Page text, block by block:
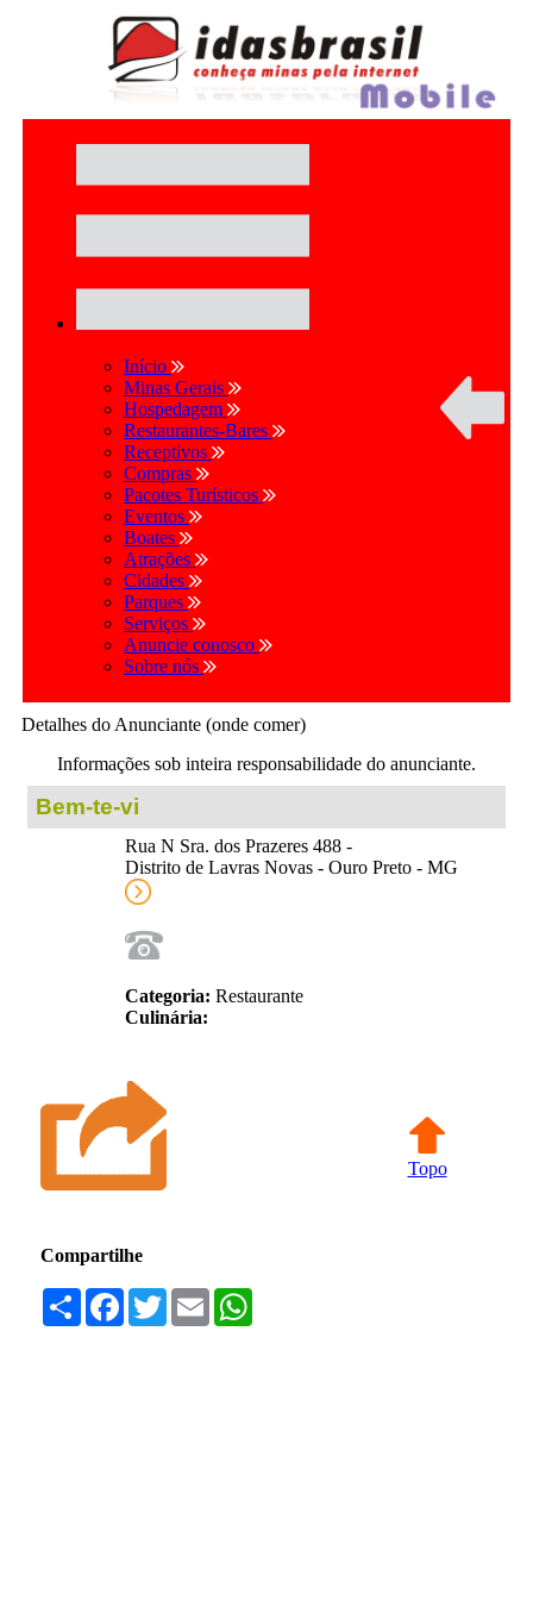
Início
Minas Gerais
Hospedagem
Restaurantes-Bares
Receptivos
Compras
Pacotes Turísticos
Eventos
Boates
Atrações
Cidades
Parques
Serviços
Anuncie conosco
Sobre nós
Detalhes do Anunciante (onde comer)
Informações sob inteira responsabilidade do anunciante.
Bem-te-vi
Rua N Sra. dos Prazeres 488 -
Distrito de Lavras Novas - Ouro Preto - MG
Categoria: Restaurante
Culinária:
Topo
Compartilhe
Compartilhar
Facebook
TwitterEmail